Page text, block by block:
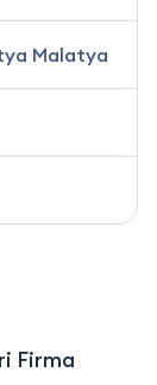
Malatya
Firma